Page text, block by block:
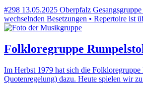
#298 13.05.2025 Oberpfalz
wechselnden Besetzungen • Repertoire ist
Folkloregruppe
Im Herbst 1979 hat sich die
Quotenregelung) dazu. Heute spielen wir